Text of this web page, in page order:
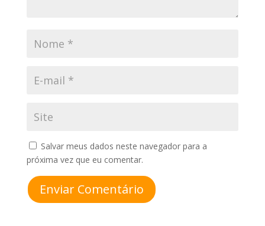
Salvar meus dados neste navegador para a
próxima vez que eu comentar.
Enviar Comentário